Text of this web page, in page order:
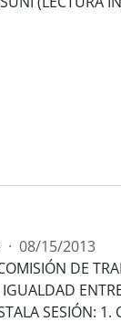
· 08/15/2013
DE
SESIÓN: